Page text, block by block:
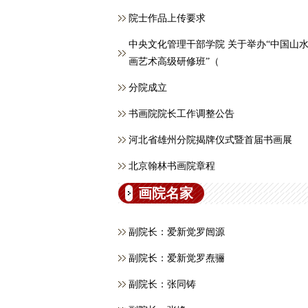
院士作品上传要求
中央文化管理干部学院 关于举办“中国山水
画艺术高级研修班”（
分院成立
书画院院长工作调整公告
河北省雄州分院揭牌仪式暨首届书画展
北京翰林书画院章程
画院名家
副院长：爱新觉罗闿源
副院长：爱新觉罗焘骊
副院长：张同铸